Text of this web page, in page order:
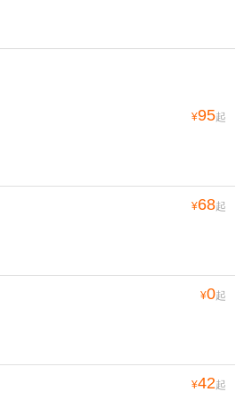
¥95起
¥68起
¥0起
¥42起